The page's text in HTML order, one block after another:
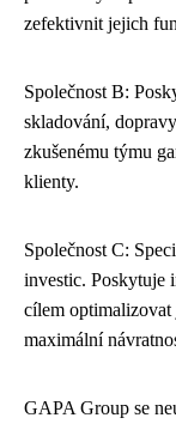
zefektivnit jejich
Společnost B:
skladování,
zkušenému týmu
klienty.
Společnost C:
investic. Poskytuje
cílem
maximální
GAPA Group se